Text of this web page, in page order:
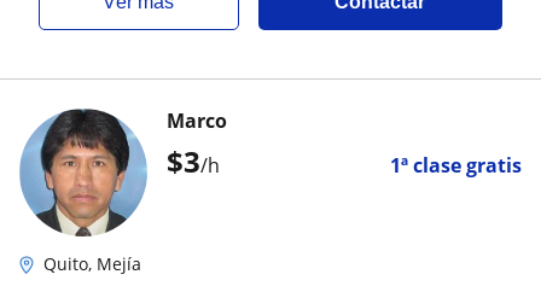
$3/h 1ª clase gratis
Marco
Quito, Mejía